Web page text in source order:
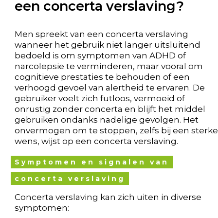
een concerta verslaving?
Men spreekt van een concerta verslaving
wanneer het gebruik niet langer uitsluitend
bedoeld is om symptomen van ADHD of
narcolepsie te verminderen, maar vooral om
cognitieve prestaties te behouden of een
verhoogd gevoel van alertheid te ervaren. De
gebruiker voelt zich futloos, vermoeid of
onrustig zonder concerta en blijft het middel
gebruiken ondanks nadelige gevolgen. Het
onvermogen om te stoppen, zelfs bij een sterke
wens, wijst op een concerta verslaving.
Symptomen en signalen van
concerta verslaving
Concerta verslaving kan zich uiten in diverse
symptomen: